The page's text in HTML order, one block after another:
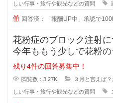
しい行事・旅行や観光などの質問
回答済：「報酬UP中」承認で
花粉症のブロック注射に
今年ももう少しで花粉
していますが僕はすでに
残り4件の回答募集中！
閲覧数：3.27K ３月と言えば
しい行事・旅行や観光などの質問